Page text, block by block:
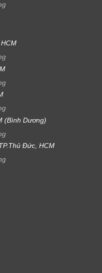
(Bình Dương)
Đức, HCM